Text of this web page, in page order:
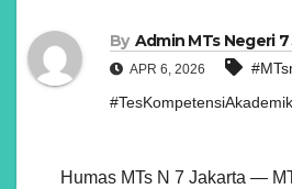
By Admin MTs Negeri
APR 6, 2026
#TesKompetensiAkademik
Humas MTs N 7 Jakarta —